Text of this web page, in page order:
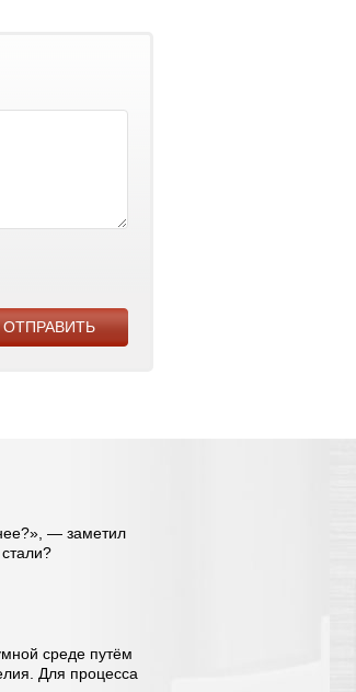
— заметил
среде путём
Для процесса